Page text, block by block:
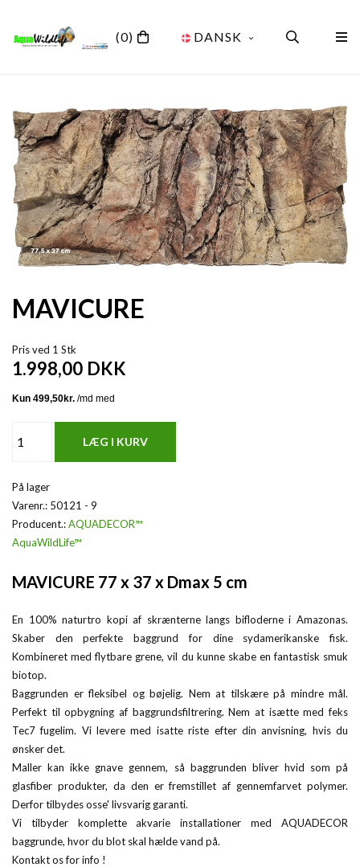
(0) DANSK
MAVICURE
Pris ved 1 Stk
1.998,00 DKK
På lager
Varenr.: 50121 - 9
Producent.:AQUADECOR™
AquaWildLife™
MAVICURE 77 x 37 x Dmax 5 cm
En 100% naturtro kopi af skrænterne langs bifloderne i Amazonas.
Skaber den perfekte baggrund for dine sydamerikanske fisk.
Kombineret med flytbare grene, vil du kunne skabe en fantastisk smuk
biotop.
Baggrunden er fleksibel og bøjelig. Nem at tilskære på mindre mål.
Perfekt til opbygning af baggrundsfiltrering. Nem at isætte med feks
Tec7 fugelim. Vi levere med isatte riste efter din anvisning, hvis du
ønsker det.
Maller kan ikke gnave gennem, så baggrunden bliver hvid som på
glasfiber produkter, da den er fremstillet af gennemfarvet polymer.
Derfor tilbydes osse' livsvarig garanti.
Vi tilbyder komplette akvarie installationer med AQUADECOR
baggrunde, hvor du blot skal hælde vand på.
Kontakt os for info !